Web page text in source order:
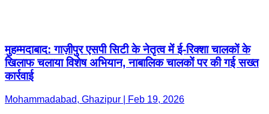
मुहम्मदाबाद: गाज़ीपुर एसपी सिटी के नेतृत्व में ई-रिक्शा चालकों के
खिलाफ चलाया विशेष अभियान, नाबालिक चालकों पर की गई सख्त
कार्रवाई
Mohammadabad, Ghazipur | Feb 19, 2026